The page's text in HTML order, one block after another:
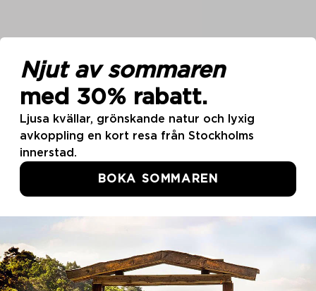
Details About
This website uses cookies
We use cookies to personalise content and ads, to
provide social media features and to analyse our traffic.
our social media, advertising and analytics partners who
may combine it with other information that you’ve
provided to them or that they’ve collected from your use